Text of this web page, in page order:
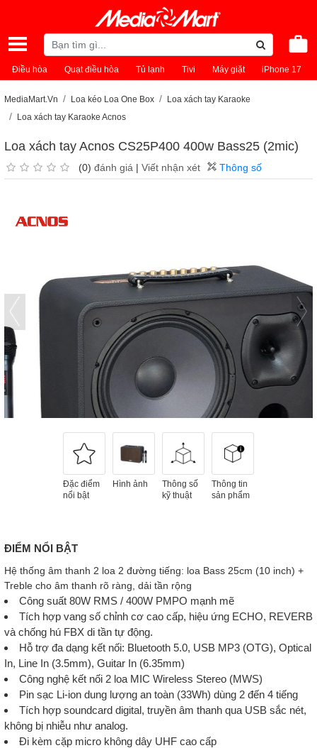
Điều hòa Quạt điều hòa Tủ lạnh Tivi Máy giặt iPhone 17
MediaMart.Vn Loa kéo Loa One Box
Loa xách tay Karaoke
Loa xách tay Karaoke Acnos
Loa xách tay Acnos CS25P400 400w Bass25 (2mic)
(0) đánh giá | Viết nhận xét Thông số
Đặc điểm
nổi bật
Hình ảnh
Thông số
kỹ thuật
Thông tin
sản phẩm
ĐIỂM NỔI BẬT
Hệ thống âm thanh 2 loa 2 đường tiếng: loa Bass 25cm (10 inch) +
Treble cho âm thanh rõ ràng, dải tần rộng
Công suất 80W RMS / 400W PMPO mạnh mẽ
Tích hợp vang số chỉnh cơ cao cấp, hiệu ứng ECHO, REVERB
và chống hú FBX di tần tự động.
Hỗ trợ đa dạng kết nối: Bluetooth 5.0, USB MP3 (OTG), Optical
In, Line In (3.5mm), Guitar In (6.35mm)
Công nghệ kết nối 2 loa MIC Wireless Stereo (MWS)
Pin sạc Li-ion dung lượng an toàn (33Wh) dùng 2 đến 4 tiếng
Tích hợp soundcard digital, truyền âm thanh qua USB sắc nét,
không bị nhiễu như analog.
Đi kèm cặp micro không dây UHF cao cấp